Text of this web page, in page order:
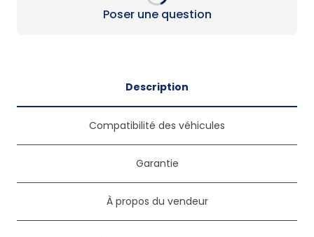
Loading...
Poser une question
Description
Compatibilité des véhicules
Garantie
À propos du vendeur